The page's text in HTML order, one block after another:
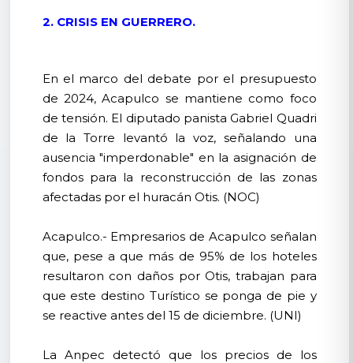
2. CRISIS EN GUERRERO.
En el marco del debate por el presupuesto
de 2024, Acapulco se mantiene como foco
de tensión. El diputado panista Gabriel Quadri
de la Torre levantó la voz, señalando una
ausencia "imperdonable" en la asignación de
fondos para la reconstrucción de las zonas
afectadas por el huracán Otis. (NOC)
Acapulco.- Empresarios de Acapulco señalan
que, pese a que más de 95% de los hoteles
resultaron con daños por Otis, trabajan para
que este destino Turístico se ponga de pie y
se reactive antes del 15 de diciembre. (UNI)
La Anpec detectó que los precios de los